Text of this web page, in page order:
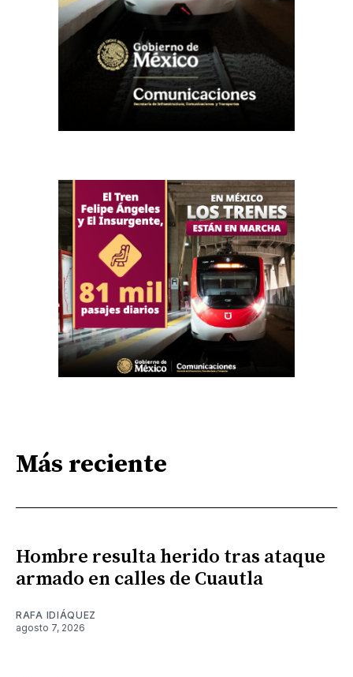
Más reciente
Hombre resulta herido tras ataque
armado en calles de Cuautla
RAFA IDIÁQUEZ
agosto 7, 2026